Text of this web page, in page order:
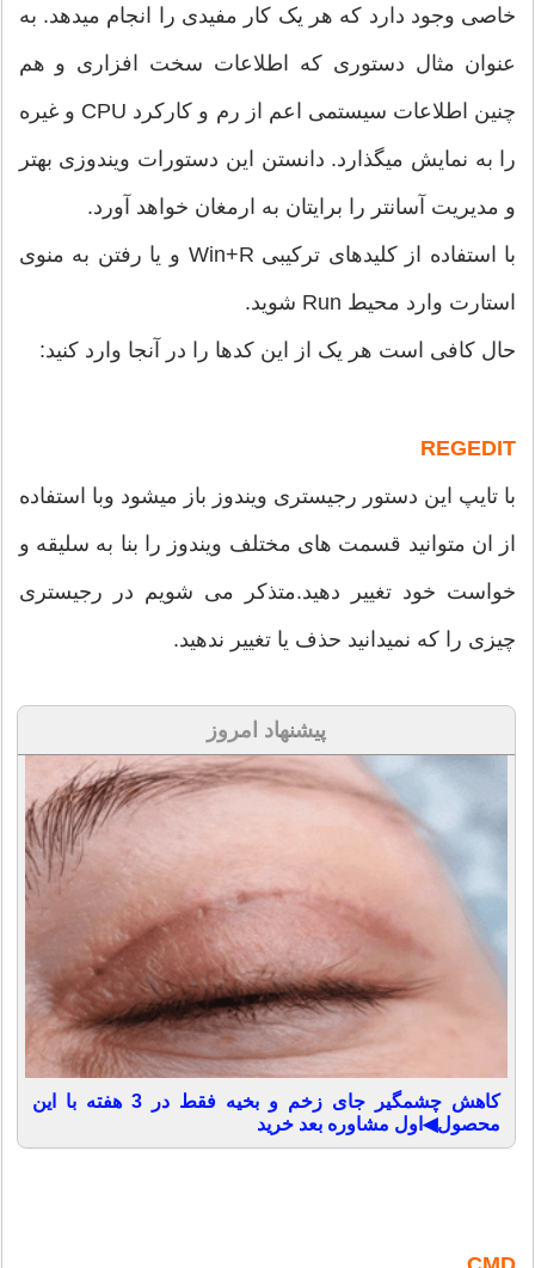
خاصی وجود دارد که هر یک کار مفیدی را انجام میدهد. به
عنوان مثال دستوری که اطلاعات سخت افزاری و هم
چنین اطلاعات سیستمی اعم از رم و کارکرد CPU و غیره
را به نمایش میگذارد. دانستن این دستورات ویندوزی بهتر
و مدیریت آسانتر را برایتان به ارمغان خواهد آورد.
با استفاده از کلیدهای ترکیبی Win+R و یا رفتن به منوی
استارت وارد محیط Run شوید.
حال کافی است هر یک از این کدها را در آنجا وارد کنید:
REGEDIT
با تایپ این دستور رجیستری ویندوز باز میشود وبا استفاده
از ان متوانید قسمت های مختلف ویندوز را بنا به سلیقه و
خواست خود تغییر دهید.متذکر می شویم در رجیستری
چیزی را که نمیدانید حذف یا تغییر ندهید.
پیشنهاد امروز
کاهش چشمگیر جای زخم و بخیه فقط در 3 هفته با این
محصول◀اول مشاوره بعد خرید